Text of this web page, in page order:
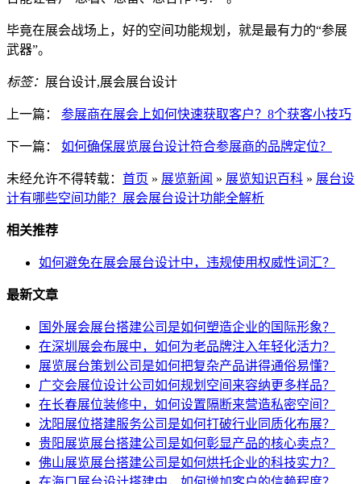
毕竟在展会战场上，好的空间功能规划，就是最有力的“参展
武器”。
标签： 展台设计,展会展台设计
上一篇： 参展商在展会上如何快速获取客户？8个获客小技巧
下一篇： 如何确保展览展台设计符合参展商的品牌定位？
未经允许不得转载： 首页 » 展览新闻 » 展览知识百科 » 展台设
计有哪些空间功能？展会展台设计功能全解析
相关推荐
如何避免在展会展台设计中，违规使用权威性词汇？
最新文章
国外展会展台搭建公司是如何塑造企业的国际形象？
在深圳展会布展中，如何为老品牌注入年轻化活力？
展览展台策划公司是如何把复杂产品讲得通俗易懂？
广交会展位设计公司如何规划空间来容纳更多样品？
在长春展位装修中，如何设置隔断来营造私密空间？
沈阳展位搭建服务公司是如何打破行业同质化布展？
贵阳展览展台搭建公司是如何彰显产品的核心卖点？
佛山展览展台搭建公司是如何烘托企业的科技实力？